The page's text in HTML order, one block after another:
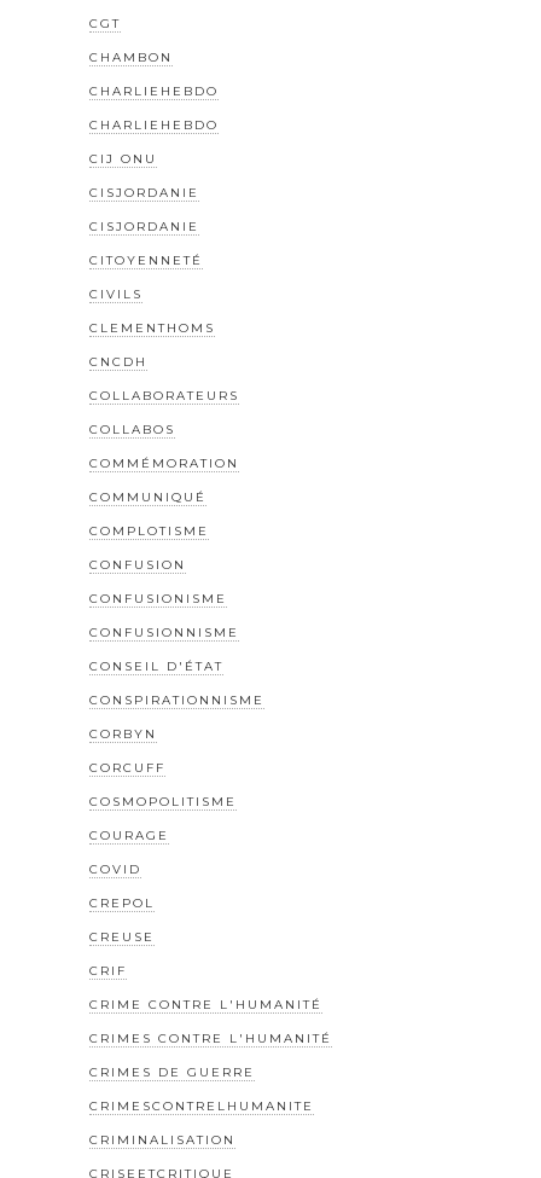
CGT
CHAMBON
CHARLIEHEBDO
CHARLIEHEBDO
CIJ ONU
CISJORDANIE
CISJORDANIE
CITOYENNETÉ
CIVILS
CLEMENTHOMS
CNCDH
COLLABORATEURS
COLLABOS
COMMÉMORATION
COMMUNIQUÉ
COMPLOTISME
CONFUSION
CONFUSIONISME
CONFUSIONNISME
CONSEIL D'ÉTAT
CONSPIRATIONNISME
CORBYN
CORCUFF
COSMOPOLITISME
COURAGE
COVID
CREPOL
CREUSE
CRIF
CRIME CONTRE L'HUMANITÉ
CRIMES CONTRE L'HUMANITÉ
CRIMES DE GUERRE
CRIMESCONTRELHUMANITE
CRIMINALISATION
CRISEETCRITIQUE